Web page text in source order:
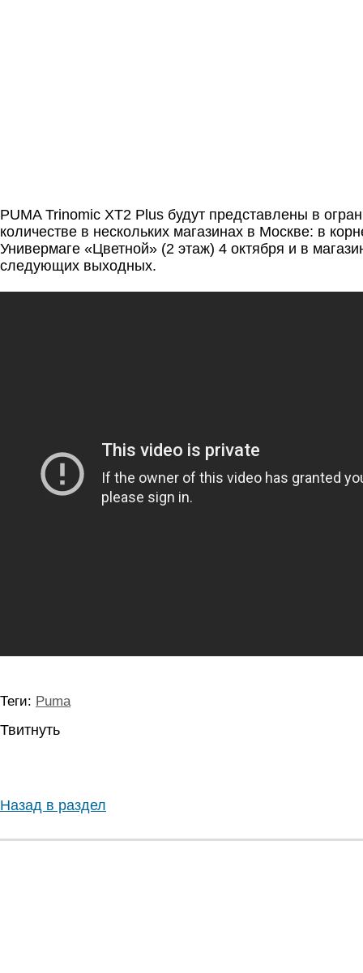
PUMA Trinomic XT2 Plus будут представлены в
количестве в нескольких магазинах в Москве: в
Универмаге «Цветной» (2 этаж) 4 октября и в
следующих выходных.
Теги: Puma
Твитнуть
Назад в раздел